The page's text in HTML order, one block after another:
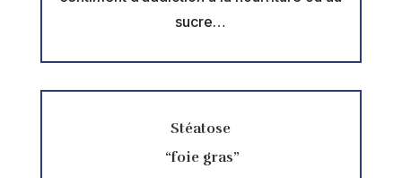
sucre…
Stéatose
“foie gras”